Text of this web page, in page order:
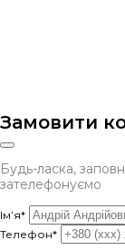
Замовити
Будь-ласка,
зателефонуємо
Ім’я*
Телефон*